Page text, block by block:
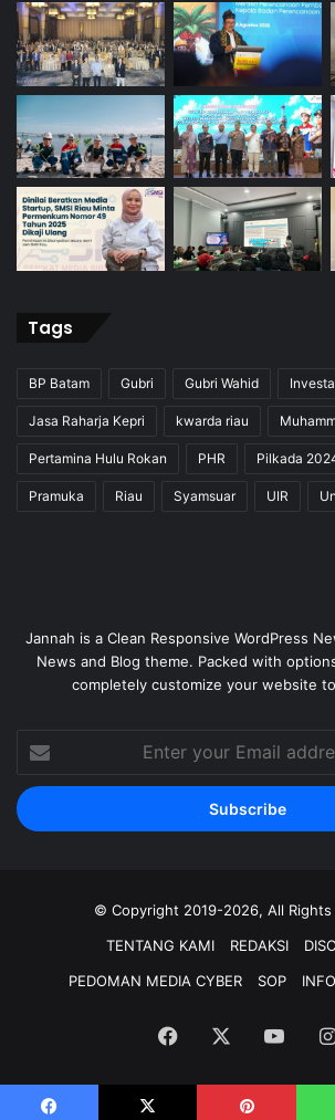
Tags
BP Batam Gubri Gubri Wahid
Jasa Raharja Kepri kwarda riau
Pertamina Hulu Rokan PHR Pilkada
Pramuka Riau Syamsuar UIR
Jannah is a Clean Responsive WordPress
News and Blog theme. Packed with
completely customize your website
your
Email
address
© Copyright 2019-2026, All Rights
TENTANG KAMI
REDAKSI
PEDOMAN MEDIA CYBER
SOP
Facebook